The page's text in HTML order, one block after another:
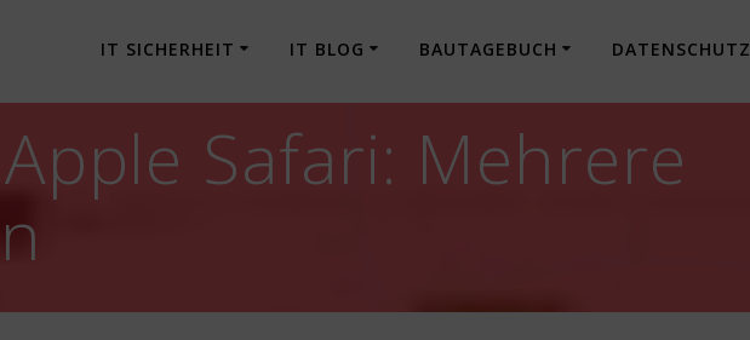
IT SICHERHEIT IT BLOG BAUTAGEBUCH DATENSCHUTZ
Safari: Mehrere